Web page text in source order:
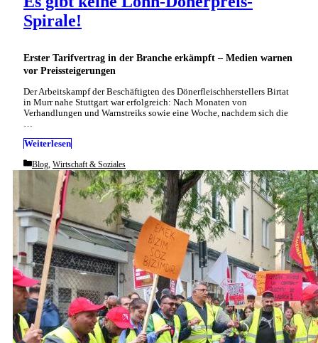
Erster Tarifvertrag in der Branche erkämpft – Medien warnen
vor Preissteigerungen
Spirale!
Der Arbeitskampf der Beschäftigten des Dönerfleischherstellers Birtat
in Murr nahe Stuttgart war erfolgreich: Nach Monaten von
Verhandlungen und Warnstreiks sowie eine Woche, nachdem sich die
…
Weiterlesen
Categories
Blog Wirtschaft & Soziales